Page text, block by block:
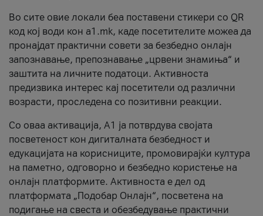
Во сите овие локали беа поставени стикери со QR
код кој води кон a1.mk, каде посетителите можеа да
пронајдат практични совети за безбедно онлајн
запознавање, препознавање „црвени знамиња“ и
заштита на личните податоци. Активноста
предизвика интерес кај посетители од различни
возрасти, проследена со позитивни реакции.
Со оваа активација, А1 ја потврдува својата
посветеност кон дигиталната безбедност и
едукацијата на корисниците, промовирајќи култура
на паметно, одговорно и безбедно користење на
онлајн платформите. Активноста е дел од
платформата „Подобар Онлајн“, посветена на
подигање на свеста и обезбедување практични